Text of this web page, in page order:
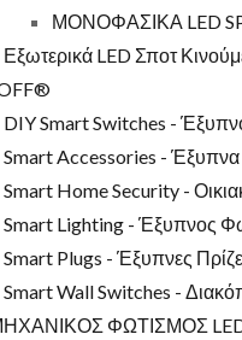
ΜΟΝΟΦΑΣΙΚΑ LED
Εξωτερικά LED Σποτ
DIY Smart Switches -
Smart Accessories -
Smart Home Security -
Smart Lighting - Έξυπνος
Smart Plugs - Έξυπνες
Smart Wall Switches -
ΦΩΤΙΣΜΟΣ